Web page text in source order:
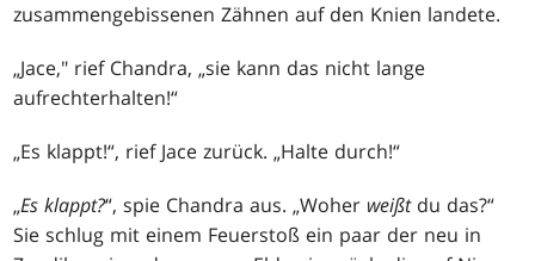
zusammengebissenen Zähnen auf den Knien landete.
„Jace," rief Chandra, „sie kann das nicht lange
aufrechterhalten!“
„Es klappt!“, rief Jace zurück. „Halte durch!“
„Es klappt?“, spie Chandra aus. „Woher weißtdu das?“
Sie schlug mit einem Feuerstoß ein paar der neu in